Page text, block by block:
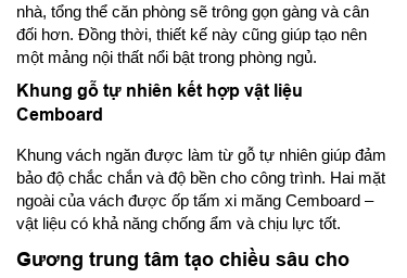
nhà, tổng thể căn phòng sẽ trông gọn gàng và cân
đối hơn. Đồng thời, thiết kế này cũng giúp tạo nên
một mảng nội thất nổi bật trong phòng ngủ.
Khung gỗ tự nhiên kết hợp vật liệu
Cemboard
Khung vách ngăn được làm từ gỗ tự nhiên giúp đảm
bảo độ chắc chắn và độ bền cho công trình. Hai mặt
ngoài của vách được ốp tấm xi măng Cemboard –
vật liệu có khả năng chống ẩm và chịu lực tốt.
Gương trung tâm tạo chiều sâu cho